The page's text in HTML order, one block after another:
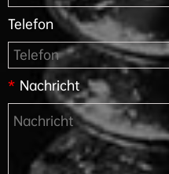
Telefon
* Nachricht